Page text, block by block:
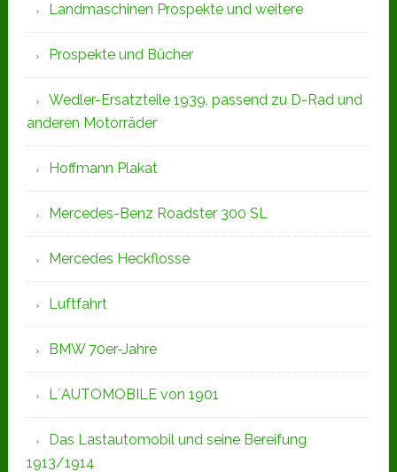
Landmaschinen Prospekte und weitere
Prospekte und Bücher
Wedler-Ersatzteile 1939, passend zu D-Rad und
anderen Motorräder
Hoffmann Plakat
Mercedes-Benz Roadster 300 SL
Mercedes Heckflosse
Luftfahrt
BMW 70er-Jahre
L`AUTOMOBILE von 1901
Das Lastautomobil und seine Bereifung
1913/1914